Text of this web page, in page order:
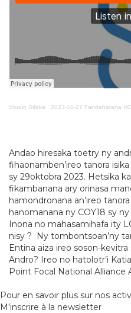
Studio Sifaka · 2023-10-27 Fandaharana
Andao hiresaka toetry ny
fihaonamben’ireo tanora
sy 29oktobra 2023. Hetsika
fikambanana ary orinasa
hamondronana an’ireo
hanomanana ny COY18 sy
Inona no mahasamihafa ity
nisy ? Ny tombontsoan’ny
Entina aiza ireo soson-
Andro? Ireo no hatolotr’i
Point Focal National Alliance
Pour en savoir plus sur nos
M'inscrire à la newsletter